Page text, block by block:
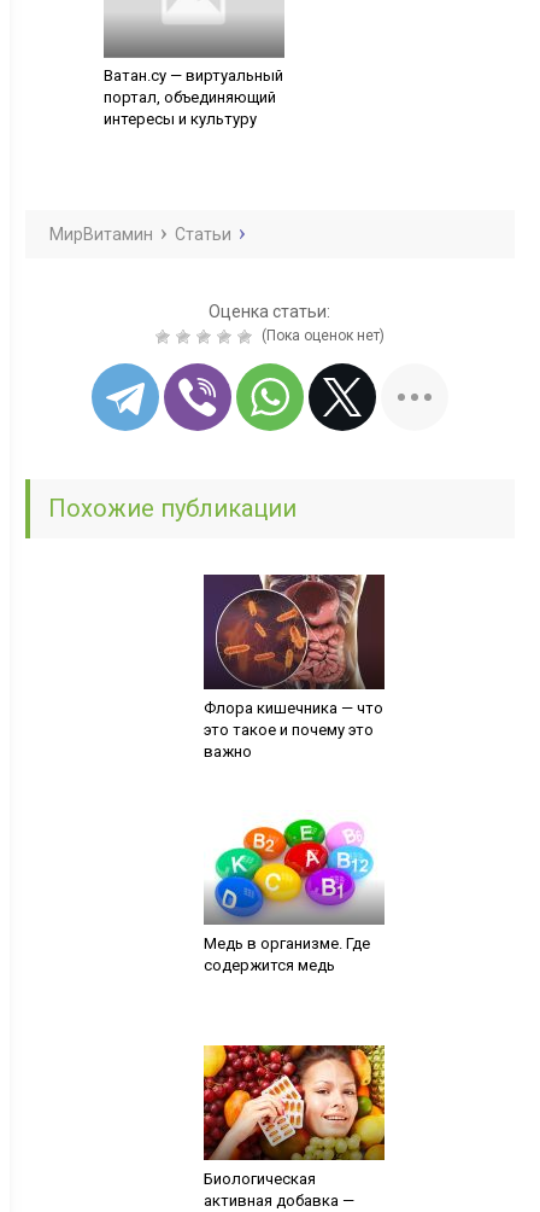
Ватан.су — виртуальный
портал, объединяющий
интересы и культуру
МирВитамин Статьи
Оценка статьи:
(Пока оценок нет)
Похожие публикации
Флора кишечника — что
это такое и почему это
важно
Медь в организме. Где
содержится медь
Биологическая
активная добавка —